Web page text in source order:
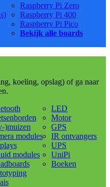
Raspberry Pi Zero
Raspberry Pi 400
Raspberry Pi Pico
Bekijk alle boards
koeling, opslag) of ga naar
)muizen
modules
modules
LED
Motor
GPS
IR ontvangers
UPS
UniPi
Boeken